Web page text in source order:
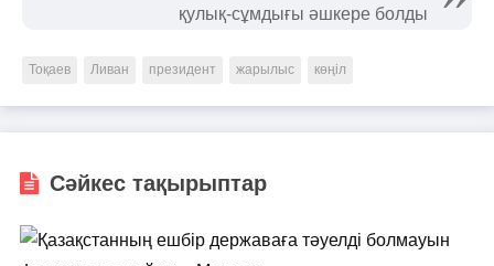
қулық-сұмдығы әшкере болды
Тоқаев Ливан президент жарылыс көңіл
Сәйкес тақырыптар